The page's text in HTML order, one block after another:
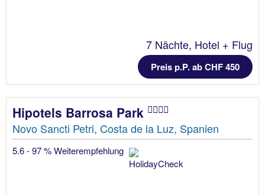
7 Nächte, Hotel + Flug
Preis p.P. ab CHF 450
Hipotels Barrosa Park
Novo Sancti Petri, Costa de la Luz, Spanien
5.6 - 97 % Weiterempfehlung